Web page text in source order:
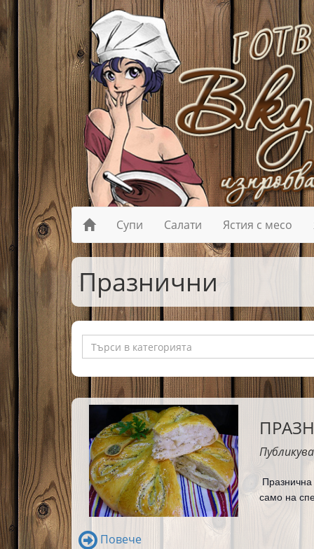
Супи Салати Ястия с месо
Празнични
само на
Повече